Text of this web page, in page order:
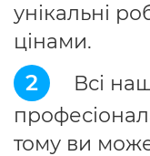
унікальні
цінами.
2
Всі
тому ви